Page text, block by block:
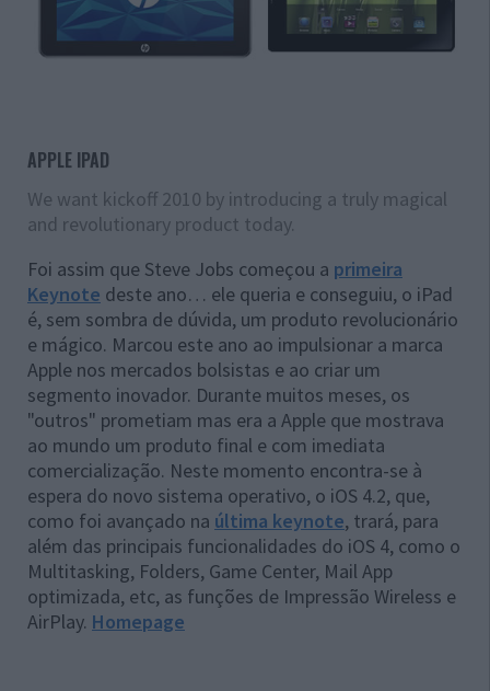
APPLE IPAD
We want kickoff 2010 by introducing a truly magical
and revolutionary product today.
Foi assim que Steve Jobs começou a primeira
Keynote deste ano… ele queria e conseguiu, o iPad
é, sem sombra de dúvida, um produto revolucionário
e mágico. Marcou este ano ao impulsionar a marca
Apple nos mercados bolsistas e ao criar um
segmento inovador. Durante muitos meses, os
"outros" prometiam mas era a Apple que mostrava
ao mundo um produto final e com imediata
comercialização. Neste momento encontra-se à
espera do novo sistema operativo, o iOS 4.2, que,
como foi avançado na última keynote, trará, para
além das principais funcionalidades do iOS 4, como o
Multitasking, Folders, Game Center, Mail App
optimizada, etc, as funções de Impressão Wireless e
AirPlay. Homepage